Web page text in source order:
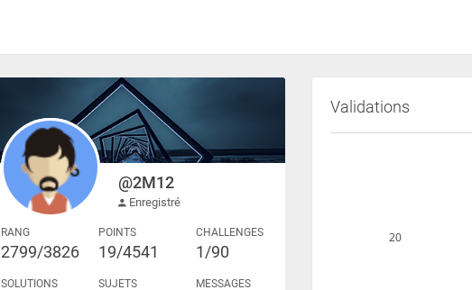
@2M12
Enregistré
RANG
2799/3826
POINTS
19/4541
CHALLENGES
1/90
SOLUTIONS
SUJETS
MESSAGES
Validations
20